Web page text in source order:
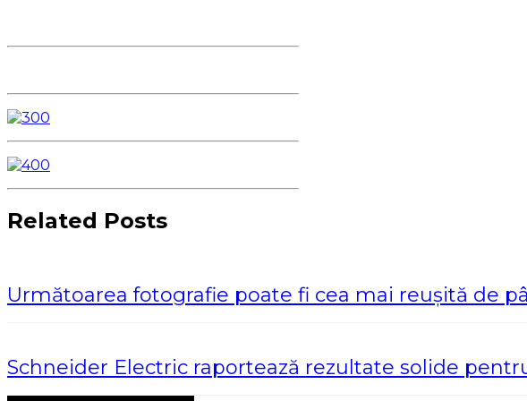
Related Posts
Următoarea fotografie poate fi cea mai reușită de
Schneider Electric raportează rezultate solide